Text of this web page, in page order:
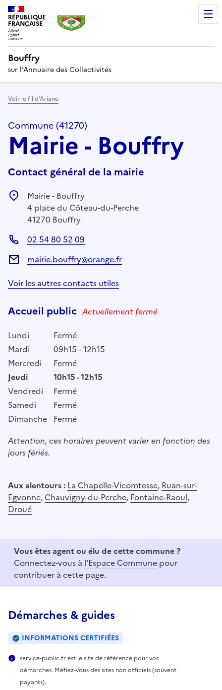
RÉPUBLIQUE
FRANÇAISE
Bouffry
sur l’Annuaire des Collectivités
Voir le fil d’Ariane
Commune (41270)
Mairie - Bouffry
Contact général de la mairie
Mairie - Bouffry
4 place du Côteau-du-Perche
41270 Bouffry
02 54 80 52 09
mairie.bouffry@orange.fr
Voir les autres contacts utiles
Accueil public Actuellement fermé
Lundi
Fermé
Mardi
09h15 - 12h15
Mercredi
Fermé
Jeudi
10h15 - 12h15
Vendredi
Fermé
Samedi
Fermé
Dimanche Fermé
Attention, ces horaires peuvent varier en fonction des
jours fériés.
Aux alentours : La Chapelle-Vicomtesse, Ruan-sur-
Egvonne, Chauvigny-du-Perche, Fontaine-Raoul,
Droué
Vous êtes agent ou élu de cette commune ?
Connectez-vous à l'Espace Commune pour
contribuer à cette page.
Démarches & guides
INFORMATIONS CERTIFIÉES
service-public.fr est le site de référence pour vos
démarches. Méfiez-vous des sites non officiels (souvent
payants).